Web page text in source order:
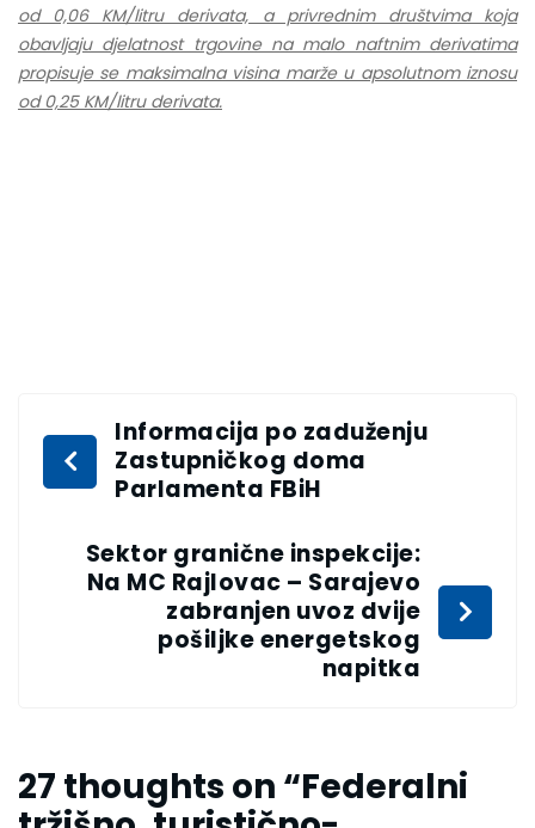
od 0,06 KM/litru derivata, a privrednim društvima koja
obavljaju djelatnost trgovine na malo naftnim derivatima
propisuje se maksimalna visina marže u apsolutnom iznosu
od 0,25 KM/litru derivata.
Informacija po zaduženju
Zastupničkog doma
Parlamenta FBiH
Sektor granične inspekcije:
Na MC Rajlovac – Sarajevo
zabranjen uvoz dvije
pošiljke energetskog
napitka
27 thoughts on “Federalni